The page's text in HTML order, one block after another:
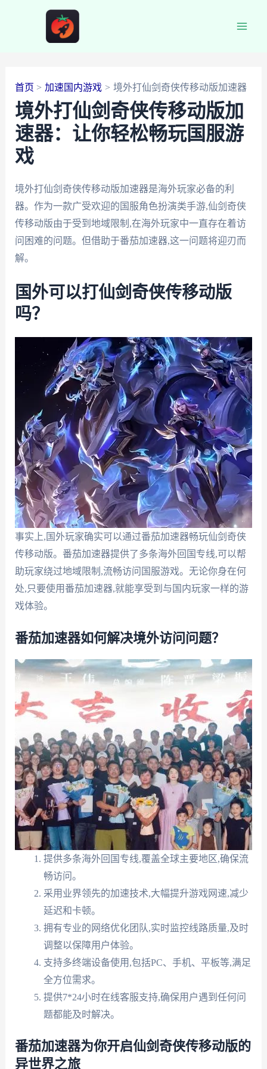
首页 加速国内游戏 境外打仙剑奇侠传移动版加速器
境外打仙剑奇侠传移动版加
速器：让你轻松畅玩国服游
戏
境外打仙剑奇侠传移动版加速器是海外玩家必备的利
器。作为一款广受欢迎的国服角色扮演类手游,仙剑奇侠
传移动版由于受到地域限制,在海外玩家中一直存在着访
问困难的问题。但借助于番茄加速器,这一问题将迎刃而
解。
国外可以打仙剑奇侠传移动版
吗？
事实上,国外玩家确实可以通过番茄加速器畅玩仙剑奇侠
传移动版。番茄加速器提供了多条海外回国专线,可以帮
助玩家绕过地域限制,流畅访问国服游戏。无论你身在何
处,只要使用番茄加速器,就能享受到与国内玩家一样的游
戏体验。
番茄加速器如何解决境外访问问题？
提供多条海外回国专线,覆盖全球主要地区,确保流
畅访问。
采用业界领先的加速技术,大幅提升游戏网速,减少
延迟和卡顿。
拥有专业的网络优化团队,实时监控线路质量,及时
调整以保障用户体验。
支持多终端设备使用,包括PC、手机、平板等,满足
全方位需求。
提供7*24小时在线客服支持,确保用户遇到任何问
题都能及时解决。
番茄加速器为你开启仙剑奇侠传移动版的
异世界之旅